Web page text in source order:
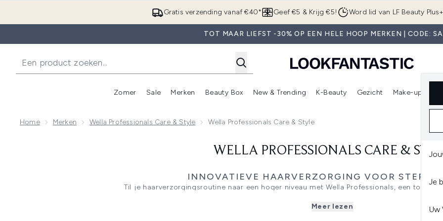
Overslaan naar de hoofdinhoud
Gratis verzending vanaf €40* Geef €5 & Krijg €5! Word lid van LF Beauty Plus+
TOT MAAR LIEFST -30% OP EEN HELE HOOP MERKEN | CODE:
Je
Uw
Zomer
Enter submenu (Zomer)
Sale
Enter submenu (Sale)
Merken
Enter submenu (Merken)
Beauty Box
Enter submenu (Beauty Box)
New & Trending
Enter submenu (New & Trending)
K-Beauty
Enter submenu (K-Beauty)
Gezicht Make-up
Home Merken Wella Professionals Care & Style Wella Professionals Care & Style
WELLA PROFESSIONALS CARE &
INNOVATIEVE HAARVERZORGING VOOR STERKER
Til je haarverzorgingsroutine naar een hoger niveau met Wella Professionals, een
Deze premium collectie bevat onder andere de Ultimate Smooth-lijn, met het Miracle Oil
Meer lezen